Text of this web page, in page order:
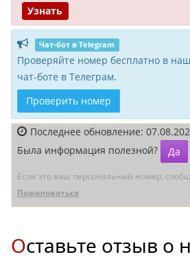
Узнать
Чат-бот в Telegram
Проверяйте номер бесплатно в
чат-боте в Телеграм.
Проверить номер
Последнее обновление:
Была информация полезной?
Да
Если это ваш персональный номер,
Пожаловаться
Оставьте отзыв о